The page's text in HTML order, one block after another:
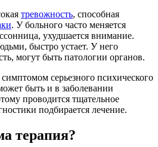
тревожность, способная
. У больного часто меняется
ухудшается внимание.
быстро устает. У него
могут быть патологии органов.
серьезного психического
быть и в заболевании
проводится тщательное
подбирается лечение.
терапия?